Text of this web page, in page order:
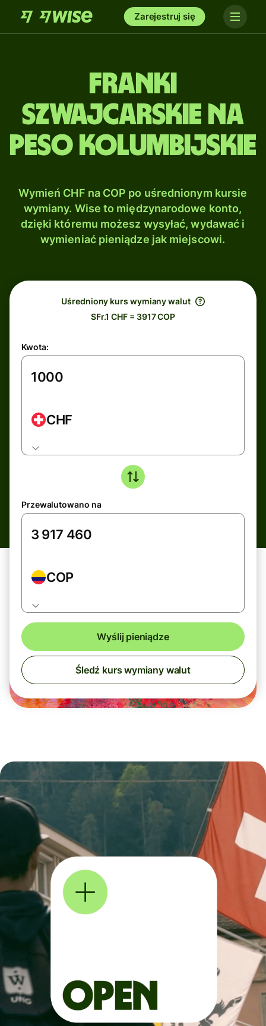
Zarejestruj się
Franki
szwajcarskie na
Peso kolumbijskie
Wymień CHF na COP po uśrednionym kursie
wymiany. Wise to międzynarodowe konto,
dzięki któremu możesz wysyłać, wydawać i
wymieniać pieniądze jak miejscowi.
Uśredniony kurs wymiany walut
SFr.1 CHF = 3917 COP
Kwota:
CHF
Przewalutowano na
COP
Wyślij pieniądze
Śledź kurs wymiany walut